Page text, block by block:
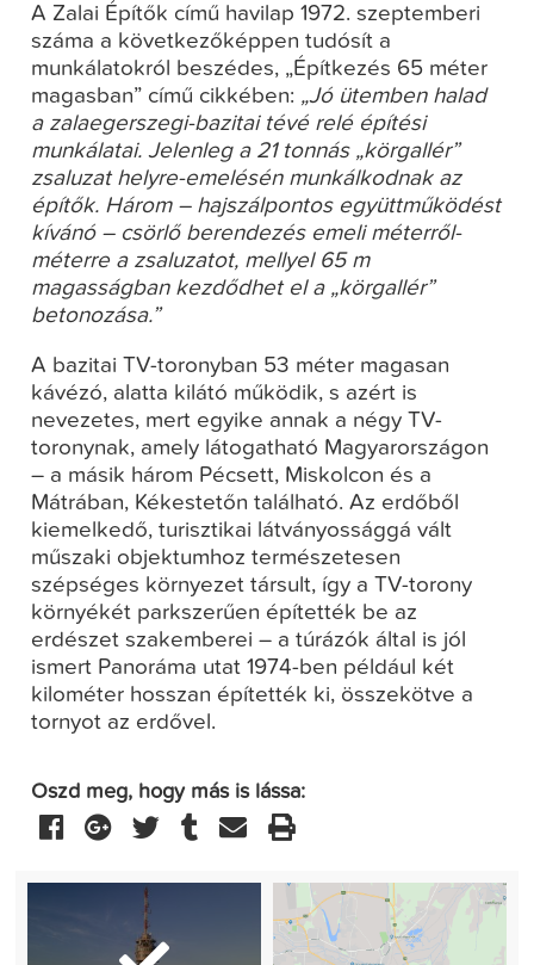
A Zalai Építők című havilap 1972. szeptemberi
száma a következőképpen tudósít a
munkálatokról beszédes, „Építkezés 65 méter
magasban” című cikkében: „Jó ütemben halad
a zalaegerszegi-bazitai tévé relé építési
munkálatai. Jelenleg a 21 tonnás „körgallér”
zsaluzat helyre-emelésén munkálkodnak az
építők. Három – hajszálpontos együttműködést
kívánó – csörlő berendezés emeli méterről-
méterre a zsaluzatot, mellyel 65 m
magasságban kezdődhet el a „körgallér”
betonozása.”
A bazitai TV-toronyban 53 méter magasan
kávézó, alatta kilátó működik, s azért is
nevezetes, mert egyike annak a négy TV-
toronynak, amely látogatható Magyarországon
– a másik három Pécsett, Miskolcon és a
Mátrában, Kékestetőn található. Az erdőből
kiemelkedő, turisztikai látványossággá vált
műszaki objektumhoz természetesen
szépséges környezet társult, így a TV-torony
környékét parkszerűen építették be az
erdészet szakemberei – a túrázók által is jól
ismert Panoráma utat 1974-ben például két
kilométer hosszan építették ki, összekötve a
tornyot az erdővel.
Oszd meg, hogy más is lássa: